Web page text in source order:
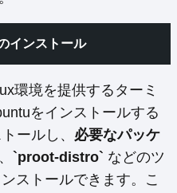
インストール
環境を提供するターミ
をインストールする
ールし、 必要なパッケ
`proot-distro` などのツ
ストールできます。こ